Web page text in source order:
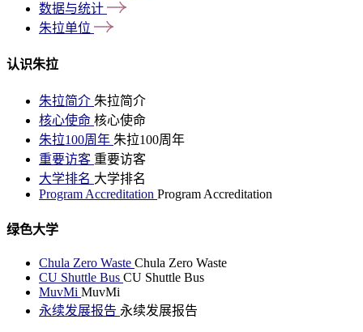
数据与统计
朱拉单位
认识朱拉
朱拉简介 朱拉简介
核心使命 核心使命
朱拉100周年 朱拉100周年
重要访客 重要访客
大学排名 大学排名
Program Accreditation Program Accreditation
绿色大学
Chula Zero Waste Chula Zero Waste
CU Shuttle Bus CU Shuttle Bus
MuvMi MuvMi
永续发展报告 永续发展报告